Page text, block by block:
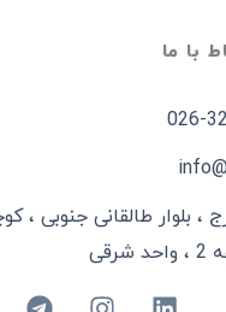
با ما
026-
، بلوار طالقانی جنوبی ،